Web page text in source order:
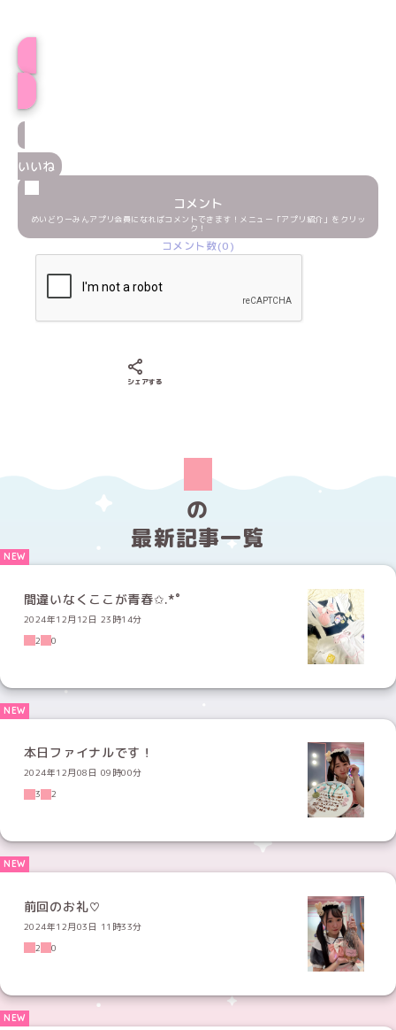
いいね
コメント
めいどりーみんアプリ会員になればコメントできます！メニュー「アプリ紹介」をクリッ
ク！
コメント数(0)
シェアする
の
最新記事一覧
間違いなくここが青春✩.*˚
2024年12月12日 23時14分
2
0
本日ファイナルです！
2024年12月08日 09時00分
3
2
前回のお礼♡
2024年12月03日 11時33分
2
0